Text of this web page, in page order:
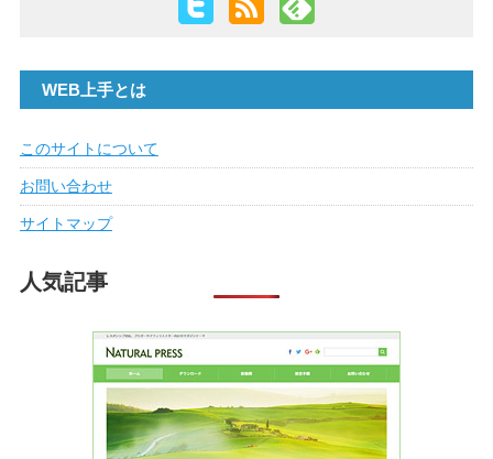
WEB上手とは
このサイトについて
お問い合わせ
サイトマップ
人気記事